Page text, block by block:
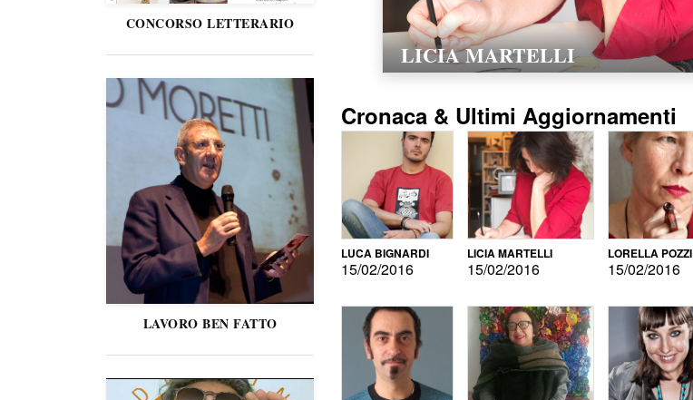
CONCORSO LETTERARIO
LAVORO BEN FATTO
LORELLA POZZI
Cronaca & Ultimi Aggiornamenti
LUCA BIGNARDI
15/02/2016
LICIA MARTELLI
15/02/2016
LORELLA POZZI
15/02/2016